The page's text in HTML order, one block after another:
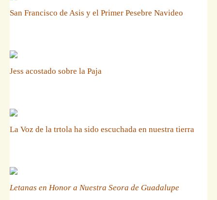
San Francisco de Asis y el Primer Pesebre Navideo
Jess acostado sobre la Paja
La Voz de la trtola ha sido escuchada en nuestra tierra
Letanas en Honor a Nuestra Seora de Guadalupe